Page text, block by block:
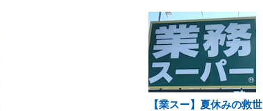
【業スー】夏休みの救世